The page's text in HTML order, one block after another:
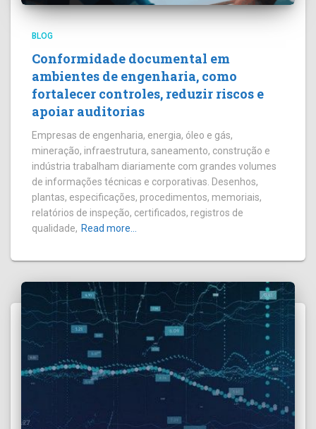
BLOG
Conformidade documental em
ambientes de engenharia, como
fortalecer controles, reduzir riscos e
apoiar auditorias
Empresas de engenharia, energia, óleo e gás,
mineração, infraestrutura, saneamento, construção e
indústria trabalham diariamente com grandes volumes
de informações técnicas e corporativas. Desenhos,
plantas, especificações, procedimentos, memoriais,
relatórios de inspeção, certificados, registros de
qualidade, Read more…